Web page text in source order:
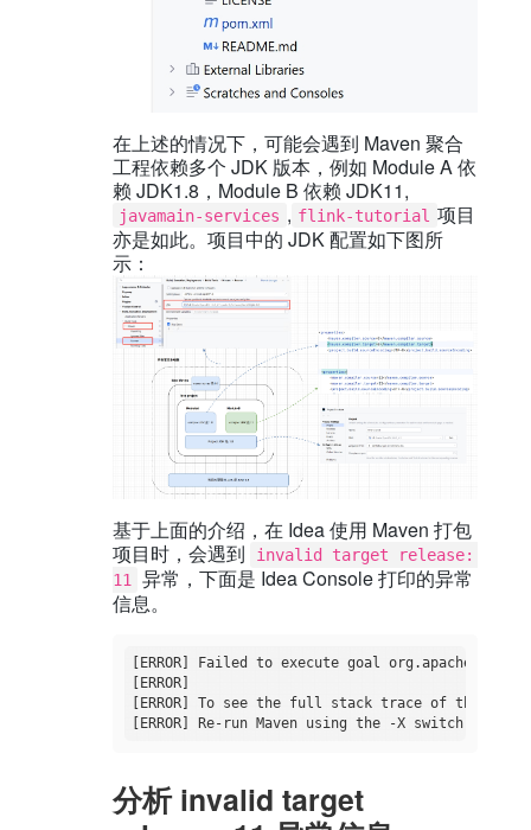
在上述的情况下，可能会遇到 Maven 聚合
工程依赖多个 JDK 版本，例如 Module A 依
赖 JDK1.8，Module B 依赖 JDK11,
javamain-services , flink-tutorial 项目
亦是如此。项目中的 JDK 配置如下图所
示：
基于上面的介绍，在 Idea 使用 Maven 打包
项目时，会遇到
invalid target release:
11
异常，下面是 Idea Console 打印的异常
信息。
[ERROR] Failed to execute goal
[ERROR]
[ERROR] To see the full stack trace of the
[ERROR] Re-run Maven using the -X switch to
分析 invalid target